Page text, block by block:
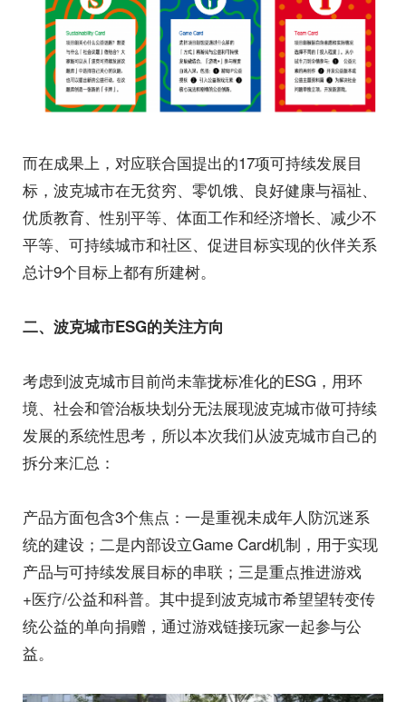
而在成果上，对应联合国提出的17项可持续发展目
标，波克城市在无贫穷、零饥饿、良好健康与福祉、
优质教育、性别平等、体面工作和经济增长、减少不
平等、可持续城市和社区、促进目标实现的伙伴关系
总计9个目标上都有所建树。
二、波克城市ESG的关注方向
考虑到波克城市目前尚未靠拢标准化的ESG，用环
境、社会和管治板块划分无法展现波克城市做可持续
发展的系统性思考，所以本次我们从波克城市自己的
拆分来汇总：
产品方面包含3个焦点：一是重视未成年人防沉迷系
统的建设；二是内部设立Game Card机制，用于实现
产品与可持续发展目标的串联；三是重点推进游戏
+医疗/公益和科普。其中提到波克城市希望望转变传
统公益的单向捐赠，通过游戏链接玩家一起参与公
益。